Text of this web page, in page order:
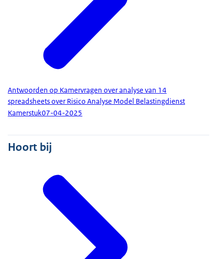
Antwoorden op Kamervragen over analyse van 14
spreadsheets over Risico Analyse Model Belastingdienst
Kamerstuk07-04-2025
Hoort bij